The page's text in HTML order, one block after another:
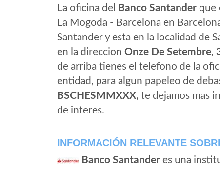
La oficina del Banco Santander que
La Mogoda - Barcelona en
Santander y esta en la localidad de
en la direccion Onze De Setembre,
de arriba tienes el telefono de la
entidad, para algun papeleo de
BSCHESMMXXX, te dejamos mas
de interes.
INFORMACIÓN RELEVANTE
Banco Santander es una